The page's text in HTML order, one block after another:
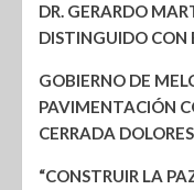
DR. GERARDO
DISTINGUIDO CON
GOBIERNO DE
PAVIMENTACIÓN
CERRADA DOLORES
“CONSTRUIR LA